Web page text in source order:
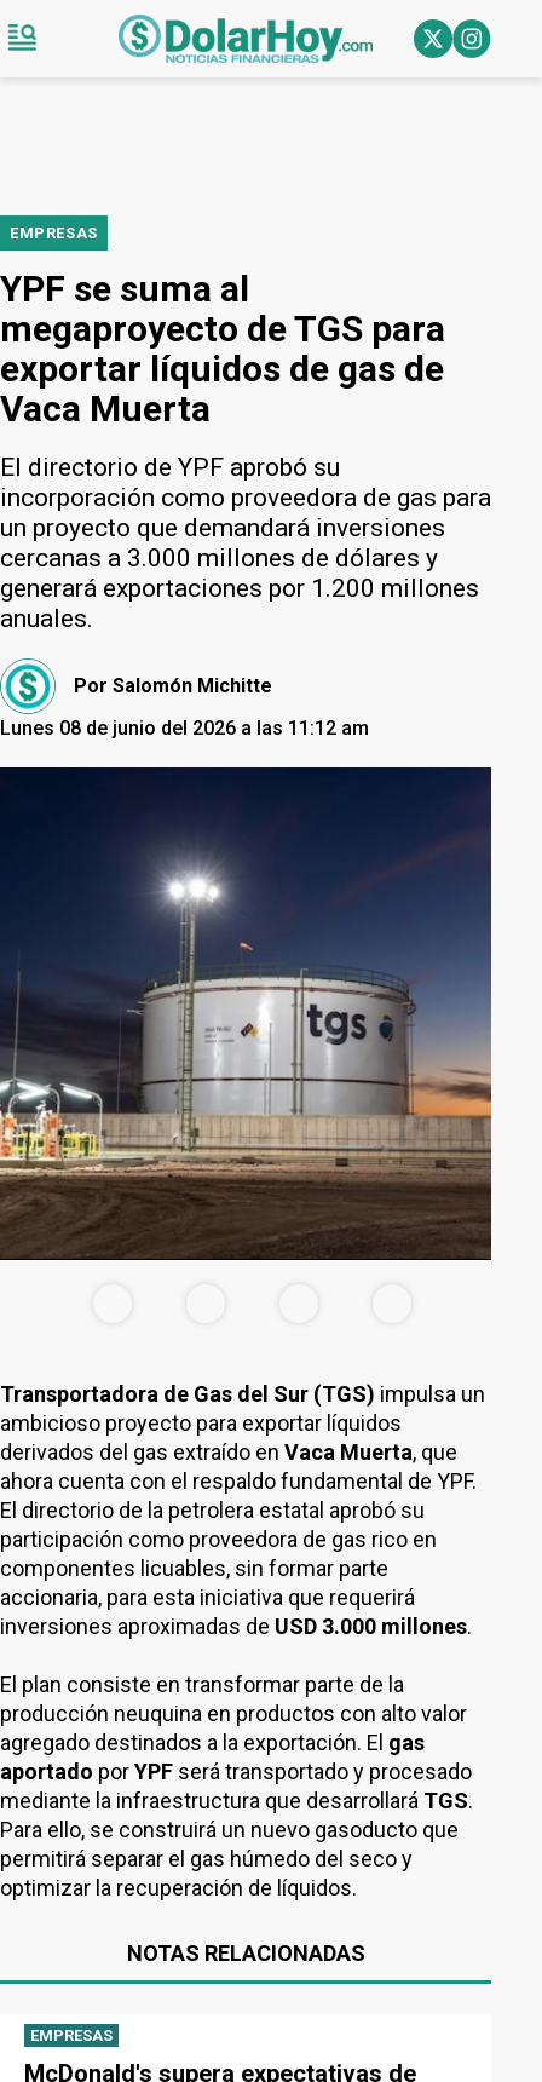
EMPRESAS
YPF se suma al
megaproyecto de TGS para
exportar líquidos de gas de
Vaca Muerta
El directorio de YPF aprobó su
incorporación como proveedora de gas para
un proyecto que demandará inversiones
cercanas a 3.000 millones de dólares y
generará exportaciones por 1.200 millones
anuales.
Por Salomón Michitte
Lunes 08 de junio del 2026 a las 11:12 am
Transportadora de Gas del Sur (TGS) impulsa un
ambicioso proyecto para exportar líquidos
derivados del gas extraído en Vaca Muerta, que
ahora cuenta con el respaldo fundamental de YPF.
El directorio de la petrolera estatal aprobó su
participación como proveedora de gas rico en
componentes licuables, sin formar parte
accionaria, para esta iniciativa que requerirá
inversiones aproximadas de USD 3.000 millones.
El plan consiste en transformar parte de la
producción neuquina en productos con alto valor
agregado destinados a la exportación. El gas
aportado porYPF será transportado y procesado
mediante la infraestructura que desarrollará TGS.
Para ello, se construirá un nuevo gasoducto que
permitirá separar el gas húmedo del seco y
optimizar la recuperación de líquidos.
NOTAS RELACIONADAS
EMPRESAS
McDonald's supera expectativas de